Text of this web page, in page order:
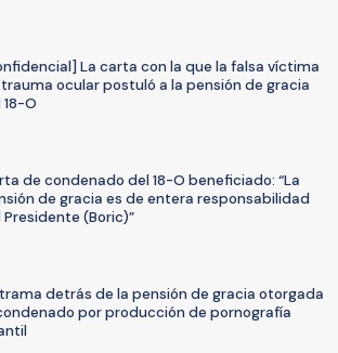
La carta con la que la falsa víctima
ocular postuló a la pensión de gracia
O
de condenado del 18-O beneficiado: “La
de gracia es de entera responsabilidad
Presidente (Boric)”
detrás de la pensión de gracia otorgada
por producción de pornografía